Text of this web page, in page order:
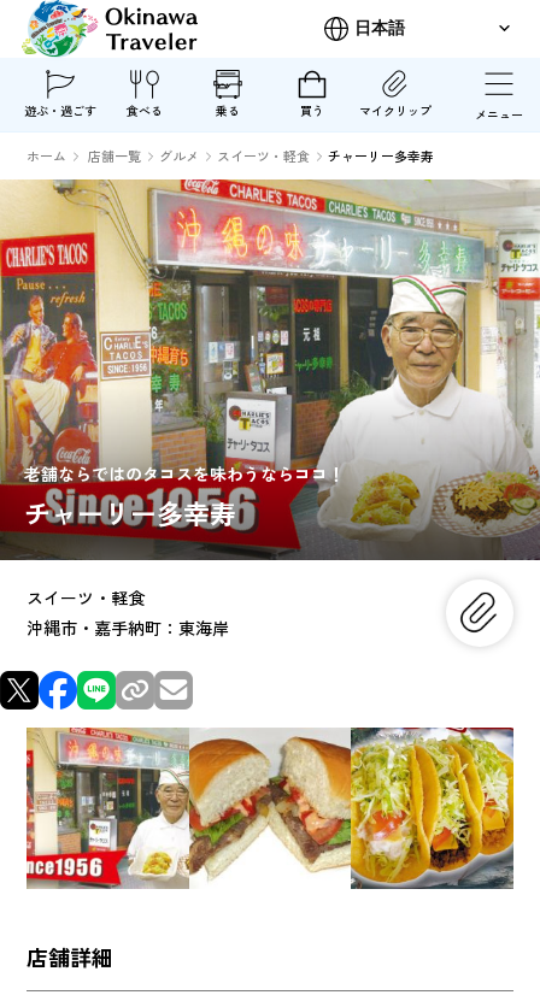
遊ぶ・過ごす 食べる 乗る 買う マイクリップ メニュー
ホーム 店舗一覧 グルメ スイーツ・軽食 チャーリー多幸寿
老舗ならではのタコスを味わうならココ！
チャーリー多幸寿
スイーツ・軽食
沖縄市・嘉手納町：東海岸
店舗詳細